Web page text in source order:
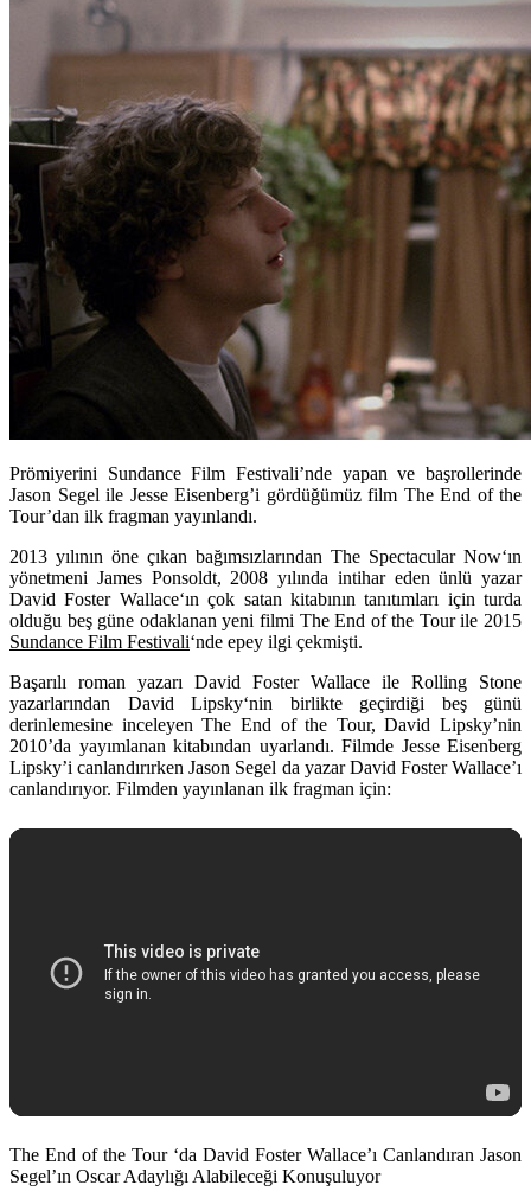
Prömiyerini Sundance Film Festivali’nde yapan ve başrollerinde
Jason Segel ile Jesse Eisenberg’i gördüğümüz film The End of the
Tour’dan ilk fragman yayınlandı.
2013 yılının öne çıkan bağımsızlarından The Spectacular Now‘ın
yönetmeni James Ponsoldt, 2008 yılında intihar eden ünlü yazar
David Foster Wallace‘ın çok satan kitabının tanıtımları için turda
olduğu beş güne odaklanan yeni filmi The End of the Tourile 2015
Sundance Film Festivali‘nde epey ilgi çekmişti.
Başarılı roman yazarı David Foster Wallace ile Rolling Stone
yazarlarından David Lipsky‘nin birlikte geçirdiği beş günü
derinlemesine inceleyen The End of the Tour, David Lipsky’nin
2010’da yayımlanan kitabından uyarlandı. Filmde Jesse Eisenberg
Lipsky’i canlandırırkenJason Segel da yazar David Foster Wallace’ı
canlandırıyor. Filmden yayınlanan ilk fragman için:
The End of the Tour ‘da David Foster Wallace’ı Canlandıran Jason
Segel’ın Oscar Adaylığı Alabileceği Konuşuluyor